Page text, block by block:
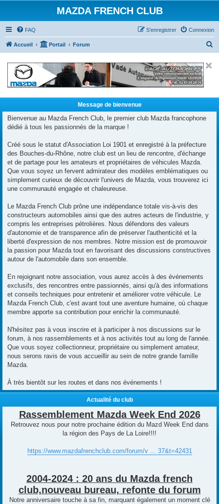
MAZDA FRENCH CLUB
FAQ Connexion
S’enregistrer
Accueil Portail Forum
Message de bienvenue
Bienvenue au Mazda French Club, le premier club Mazda francophone
dédié à tous les passionnés de la marque !
Créé sous le statut d'Association Loi 1901 et enregistré à la préfecture
des Bouches-du-Rhône, notre club est un lieu de rencontre, d'échange
et de partage pour les amateurs et propriétaires de véhicules Mazda.
Que vous soyez un fervent admirateur des modèles emblématiques ou
simplement curieux de découvrir l'univers de Mazda, vous trouverez ici
une communauté engagée et chaleureuse.
Le Mazda French Club prône une indépendance totale vis-à-vis des
constructeurs automobiles ainsi que des autres acteurs de l'industrie, y
compris les entreprises pétrolières. Nous défendons des valeurs
d'autonomie et de transparence afin de préserver l'authenticité et la
liberté d'expression de nos membres. Notre mission est de promouvoir
la passion pour Mazda tout en favorisant des discussions constructives
autour de l'automobile dans son ensemble.
En rejoignant notre association, vous aurez accès à des événements
exclusifs, des rencontres entre passionnés, ainsi qu'à des informations
et conseils techniques pour entretenir et améliorer votre véhicule. Le
Mazda French Club, c'est avant tout une aventure humaine, où chaque
membre apporte sa contribution pour enrichir la communauté.
N'hésitez pas à vous inscrire et à participer à nos discussions sur le
forum, à nos rassemblements et à nos activités tout au long de l'année.
Que vous soyez collectionneur, propriétaire ou simplement amateur,
nous serons ravis de vous accueillir au sein de notre grande famille
Mazda.
À très bientôt sur les routes et dans nos événements !
Actualité du club
Rassemblement Mazda Week End 2026
Retrouvez nous pour notre prochaine édition du Mazd Week End dans
la région des Pays de La Loire!!!!
https://www.mazdafrenchclub.com/forum/v ... 37&t=42431
2004-2024 : 20 ans du Mazda french
club,nouveau bureau, refonte du forum
Notre anniversaire touche à sa fin, marquant également un moment clé